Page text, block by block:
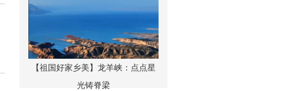
【祖国好家乡美】龙羊峡：点点星
光铸脊梁